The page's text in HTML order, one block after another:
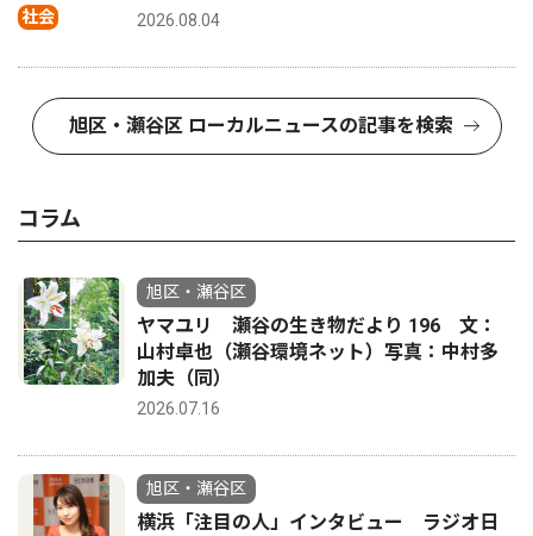
社会 2026.08.04
旭区・瀬谷区 ローカルニュースの記事を検索
コラム
旭区・瀬谷区
ヤマユリ 瀬谷の生き物だより 196 文：
山村卓也（瀬谷環境ネット）写真：中村多
加夫（同）
2026.07.16
旭区・瀬谷区
横浜「注目の人」インタビュー ラジオ日